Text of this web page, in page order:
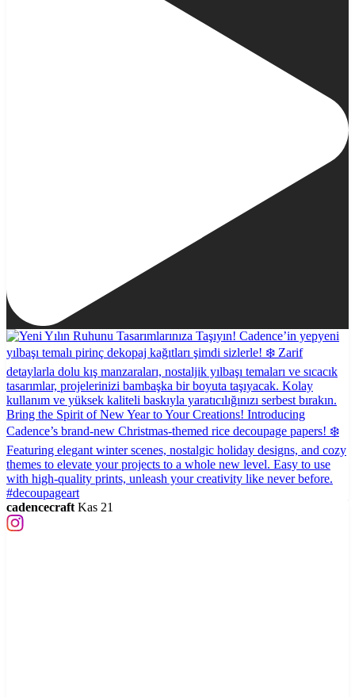
cadencecraft Kas 21